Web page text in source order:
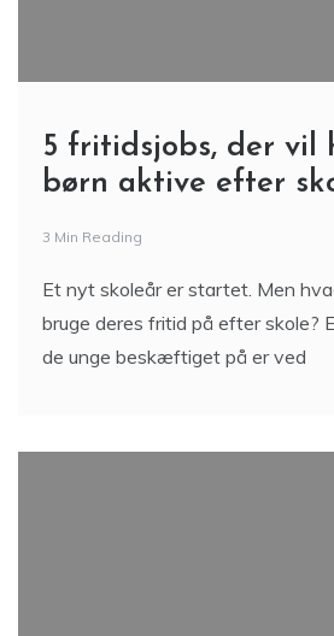
5 fritidsjobs, der vil
børn aktive efter
3 Min Reading
Et nyt skoleår er startet. Men
bruge deres fritid på efter skole?
de unge beskæftiget på er ved